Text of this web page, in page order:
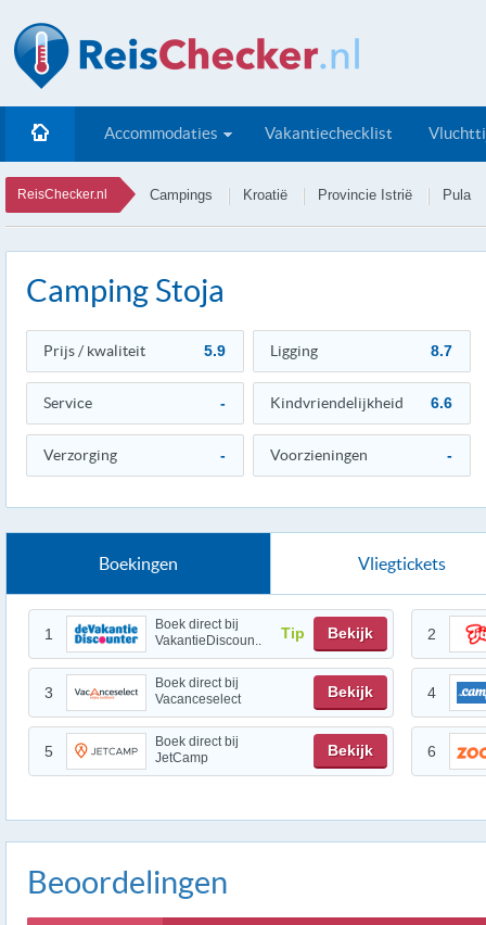
Accommodaties Vakantiechecklist
ReisChecker.nl Campings Kroatië Provincie Istrië Pula
Camping Stoja
Prijs / kwaliteit 5.9 Ligging 8.7
Service - Kindvriendelijkheid 6.6
Verzorging - Voorzieningen -
Boekingen Vliegtickets
1
Boek direct bij
VakantieDiscoun..
Tip Bekijk 2
3
Boek direct bij
Vacanceselect
Bekijk 4
5
Boek direct bij
JetCamp
Bekijk 6
Beoordelingen